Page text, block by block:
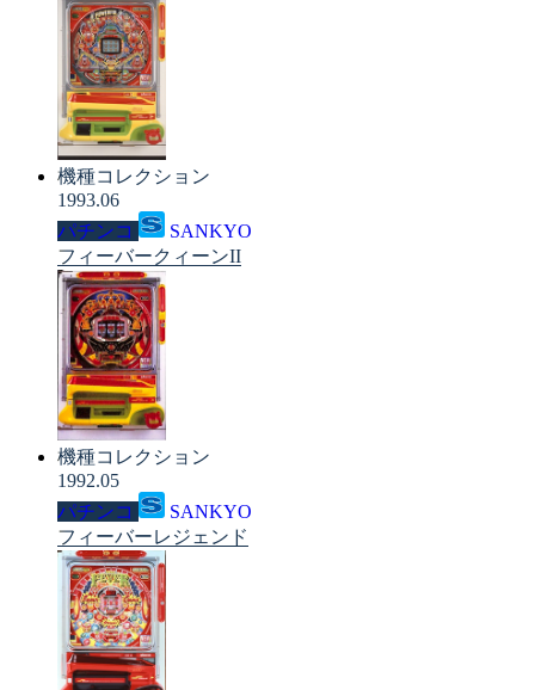
機種コレクション
1993.06
パチンコ
SANKYO
フィーバークィーンII
機種コレクション
1992.05
パチンコ
SANKYO
フィーバーレジェンド